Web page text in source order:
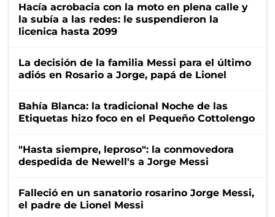
Hacía acrobacia con la moto en plena calle y
la subía a las redes: le suspendieron la
licenica hasta 2099
La decisión de la familia Messi para el último
adiós en Rosario a Jorge, papá de Lionel
Bahía Blanca: la tradicional Noche de las
Etiquetas hizo foco en el Pequeño Cottolengo
"Hasta siempre, leproso": la conmovedora
despedida de Newell's a Jorge Messi
Falleció en un sanatorio rosarino Jorge Messi,
el padre de Lionel Messi